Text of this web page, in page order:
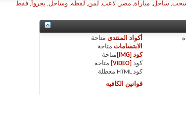
, ساحل, مباراة, مصر , لاعب, لمن, لقطة, وساحل, يجروأ , فقط
أكواد المنتدى متاحة
الابتسامات متاحة
كود [IMG]
متاحة
كود [VIDEO]
متاحة
كود HTML
معطلة
قوانين الكافيه